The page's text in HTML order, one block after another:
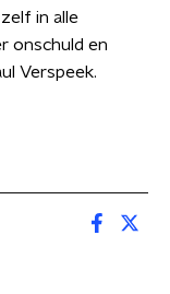
in alle
onschuld en
Verspeek.